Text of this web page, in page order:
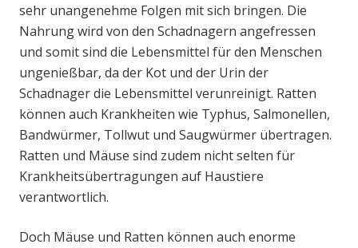
sehr unangenehme Folgen mit sich bringen. Die
Nahrung wird von den Schadnagern angefressen
und somit sind die Lebensmittel für den Menschen
ungenießbar, da der Kot und der Urin der
Schadnager die Lebensmittel verunreinigt. Ratten
können auch Krankheiten wie Typhus, Salmonellen,
Bandwürmer, Tollwut und Saugwürmer übertragen.
Ratten und Mäuse sind zudem nicht selten für
Krankheitsübertragungen auf Haustiere
verantwortlich.
Doch Mäuse und Ratten können auch enorme